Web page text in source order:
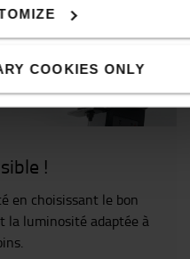
COOKIES ONLY
!
en choisissant le bon
la luminosité adaptée à